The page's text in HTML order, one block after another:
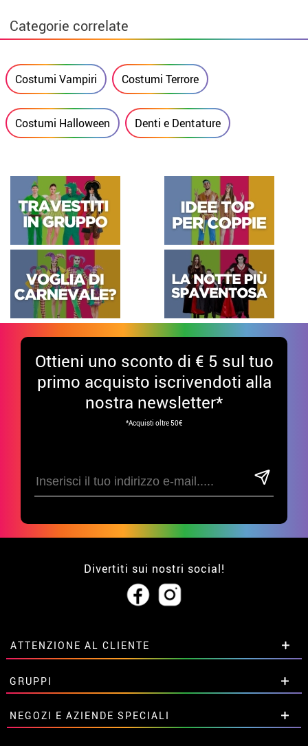
Categorie correlate
Costumi Vampiri Costumi Terrore
Costumi Halloween Denti e Dentature
Ottieni uno sconto di € 5 sul tuo
primo acquisto iscrivendoti alla
nostra newsletter*
*Acquisti oltre 50€
Divertiti sui nostri social!
ATTENZIONE AL CLIENTE
• Su di noi
• Condizioni di vendita
• Avviso legale privacy
• Attenzione al cliente
GRUPPI
Sconti speciali per gruppi.
Contattaci qui
NEGOZI E AZIENDE SPECIALI